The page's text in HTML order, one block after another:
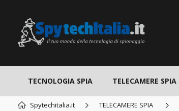
TECNOLOGIA SPIA TELECAMERE SPIA
Spytechitalia.it TELECAMERE SPIA